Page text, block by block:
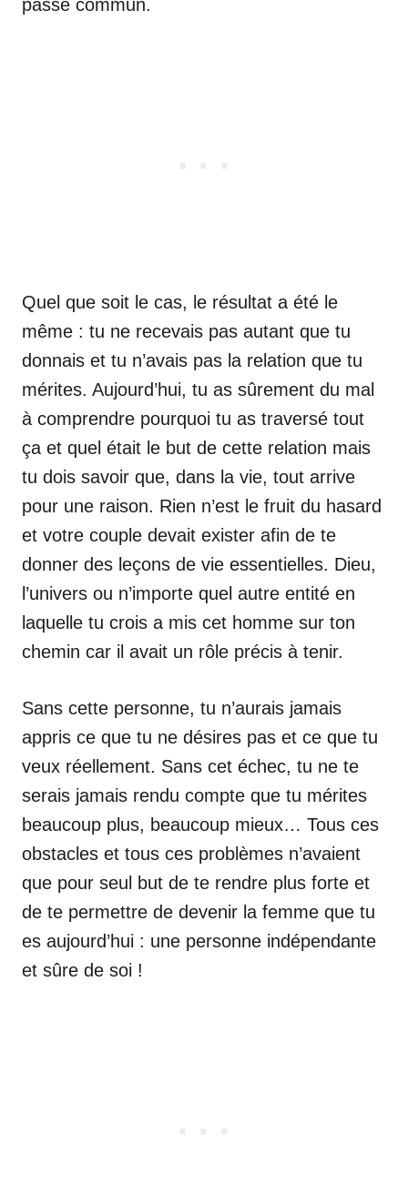
passé commun.
Quel que soit le cas, le résultat a été le
même : tu ne recevais pas autant que tu
donnais et tu n’avais pas la relation que tu
mérites. Aujourd’hui, tu as sûrement du mal
à comprendre pourquoi tu as traversé tout
ça et quel était le but de cette relation mais
tu dois savoir que, dans la vie, tout arrive
pour une raison. Rien n’est le fruit du hasard
et votre couple devait exister afin de te
donner des leçons de vie essentielles. Dieu,
l’univers ou n’importe quel autre entité en
laquelle tu crois a mis cet homme sur ton
chemin car il avait un rôle précis à tenir.
Sans cette personne, tu n’aurais jamais
appris ce que tu ne désires pas et ce que tu
veux réellement. Sans cet échec, tu ne te
serais jamais rendu compte que tu mérites
beaucoup plus, beaucoup mieux… Tous ces
obstacles et tous ces problèmes n’avaient
que pour seul but de te rendre plus forte et
de te permettre de devenir la femme que tu
es aujourd’hui : une personne indépendante
et sûre de soi !